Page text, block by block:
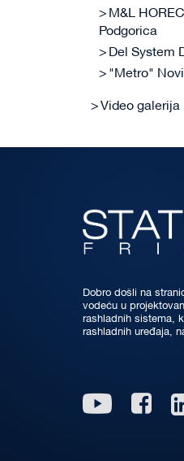
M&L
Podgorica
Del System
"Metro" Novi
Video galerija
Dobro došli na
vodeću u
rashladnih sistema,
rashladnih uređaja,
Youtube Facebook